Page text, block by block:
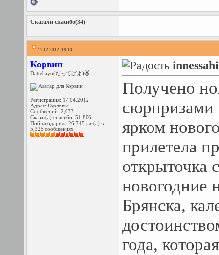
Сказали спасибо(34)
17.12.2012, 18:10
Корвин
Dattebayo(だってばよ)😻
Регистрация: 17.04.2012
Адрес: Горловка
Сообщений: 2,033
Сказал(а) спасибо: 51,806
Поблагодарили 26,745 раз(а) в
5,325 сообщениях
Получено
сюрпризами
ярком
прилетела
открыточка
новогодние
Брянска,
года,